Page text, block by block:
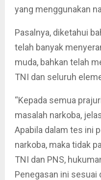
yang menggunakan
Pasalnya, diketahui
telah banyak
muda, bahkan telah
TNI dan seluruh
“Kepada semua
masalah narkoba,
Apabila dalam tes ini
narkoba, maka tidak
TNI dan PNS,
Penegasan ini sesuai